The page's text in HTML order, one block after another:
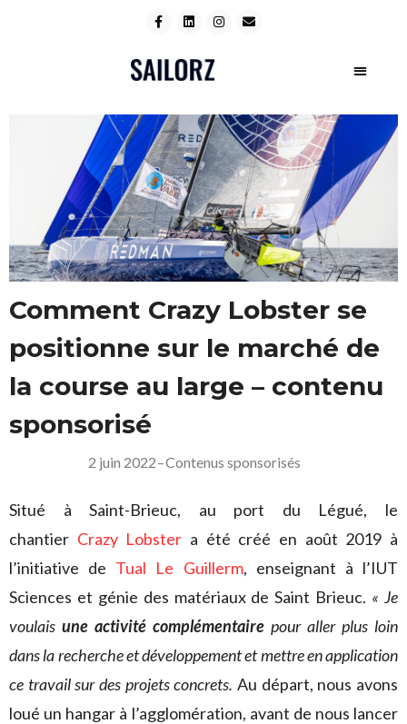
Comment Crazy Lobster se
positionne sur le marché de
la course au large – contenu
sponsorisé
2 juin 2022–Contenus sponsorisés
Situé à Saint-Brieuc, au port du Légué, le
chantier Crazy Lobster a été créé en août 2019 à
l’initiative de Tual Le Guillerm, enseignant à l’IUT
Sciences et génie des matériaux de Saint Brieuc. « Je
voulais une activité complémentaire pour aller plus loin
dans la recherche et développement et mettre en application
ce travail sur des projets concrets.Au départ, nous avons
loué un hangar à l’agglomération, avant de nous lancer